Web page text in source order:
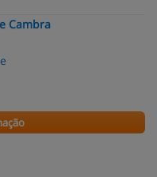
Cambra